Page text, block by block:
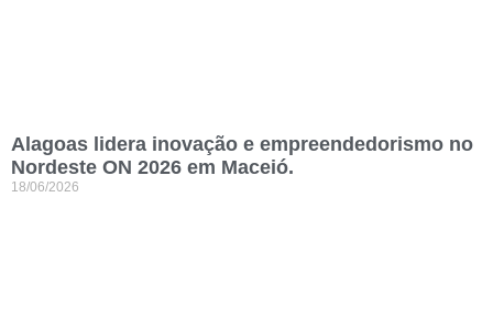
Alagoas lidera inovação e empreendedorismo no
Nordeste ON 2026 em Maceió.
18/06/2026